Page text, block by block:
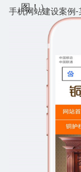
图！）
手机网站建设案例